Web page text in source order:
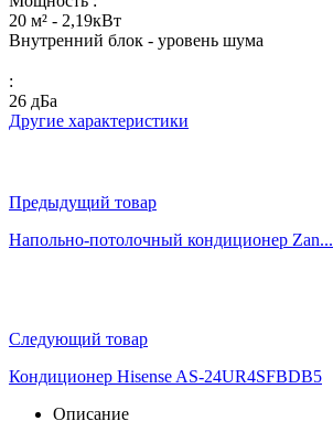
20 м² - 2,19кВт
Внутренний блок - уровень шума
:
26 дБа
Другие характеристики
Предыдущий товар
Напольно-потолочный кондиционер Zan...
Следующий товар
Кондиционер Hisense AS-24UR4SFBDB5
Описание